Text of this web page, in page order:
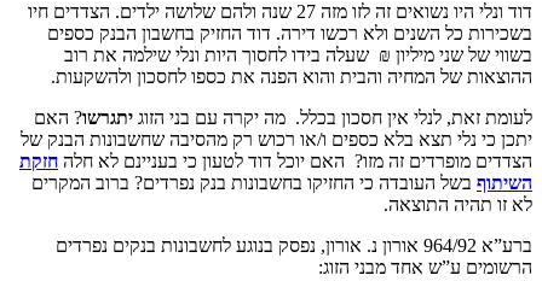
דוד ונלי היו נשואים זה לזו מזה 27 שנה ולהם שלושה ילדים. הצדדים חיו
בשכירות כל השנים ולא רכשו דירה. דוד החזיק בחשבון הבנק כספים
בשווי של שני מיליון ₪ שעלה בידו לחסוך היות ונלי שילמה את רוב
ההוצאות של המחיה והבית והוא הפנה את כספו לחסכון ולהשקעות.
לעומת זאת, לנלי אין חסכון בכלל. מה יקרה עם בני הזוג יתגרשו? האם
יתכן כי נלי תצא בלא כספים ו/או רכוש רק מהסיבה שחשבונות הבנק של
הצדדים מופרדים זה מזו? האם יוכל דוד לטעון כי בעניינם לא חלה חזקת
השיתוף בשל העובדה כי החזיקו בחשבונות בנק נפרדים? ברוב המקרים
לא זו תהיה התוצאה.
ברע”א 964/92 אורון נ. אורון, נפסק בנוגע לחשבונות בנקים נפרדים
הרשומים ע”ש אחד מבני הזוג: